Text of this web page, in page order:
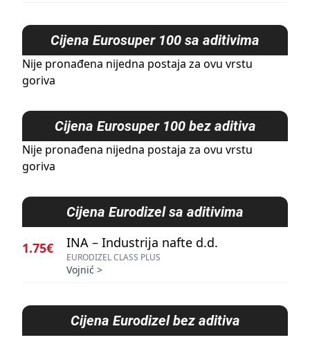
Cijena Eurosuper 100 sa aditivima
Nije pronađena nijedna postaja za ovu vrstu
goriva
Cijena Eurosuper 100 bez aditiva
Nije pronađena nijedna postaja za ovu vrstu
goriva
Cijena Eurodizel sa aditivima
1.75€ INA – Industrija nafte d.d.
EURODIZEL CLASS PLUS
Vojnić >
Cijena Eurodizel bez aditiva